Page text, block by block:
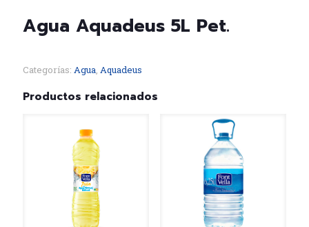
Agua Aquadeus 5L Pet.
Categorías: Agua, Aquadeus
Productos relacionados